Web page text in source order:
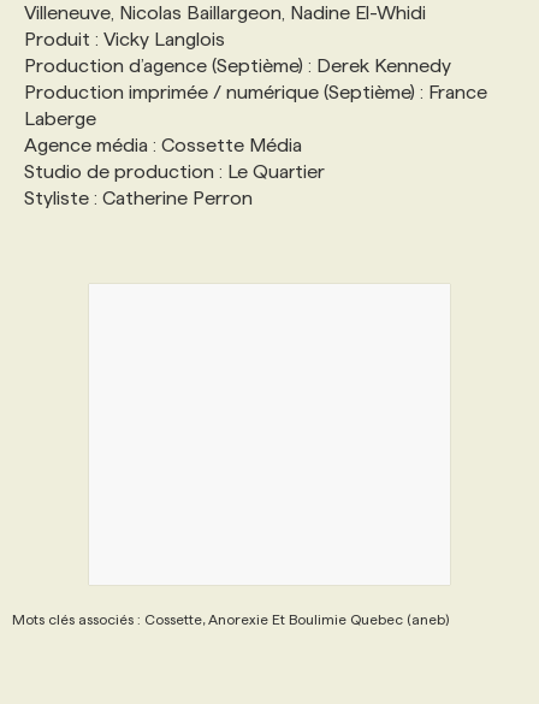
Villeneuve, Nicolas Baillargeon, Nadine El-Whidi
Produit : Vicky Langlois
Production d’agence (Septième) : Derek Kennedy
Production imprimée / numérique (Septième) : France
Laberge
Agence média : Cossette Média
Studio de production : Le Quartier
Styliste : Catherine Perron
Mots clés associés : Cossette, Anorexie Et Boulimie Quebec (aneb)